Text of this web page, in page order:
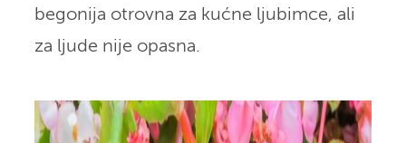
begonija otrovna za kućne ljubimce, ali
za ljude nije opasna.